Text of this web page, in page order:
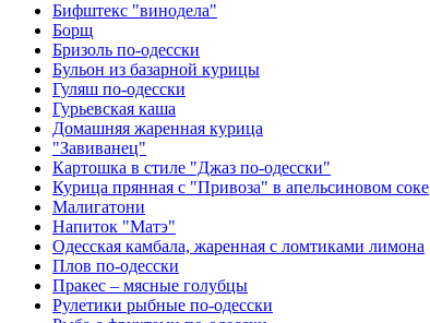
Бифштекс "винодела"
Борщ
Бризоль по-одесски
Бульон из базарной курицы
Гуляш по-одесски
Гурьевская каша
Домашняя жаренная курица
"Завиванец"
Картошка в стиле "Джаз по-одесски"
Курица прянная с "Привоза" в апельсиновом соке
Малигатони
Напиток "Матэ"
Одесская камбала, жаренная с ломтиками лимона
Плов по-одесски
Пракес – мясные голубцы
Рулетики рыбные по-одесски